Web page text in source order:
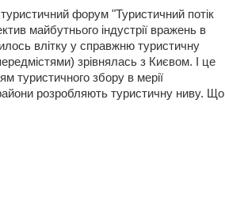
форум "Туристичний потік
майбутнього індустрії вражень в
влітку у справжню туристичну
зрівнялась з Києвом. І це
туристичного збору в мерії
розробляють туристичну ниву. Що